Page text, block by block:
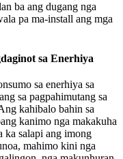
ba ang dugang nga
pa ma-install ang mga
sa Enerhiya
sa enerhiya sa
sa pagpahimutang sa
kahibalo bahin sa
kanimo nga makakuha
ka salapi ang imong
mahimo kini nga